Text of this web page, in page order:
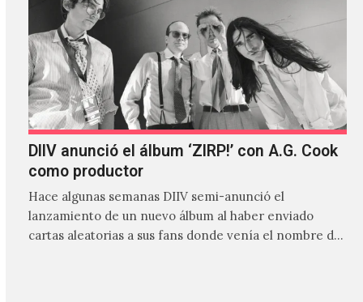
DIIV anunció el álbum ‘ZIRP!’ con A.G. Cook
como productor
Hace algunas semanas DIIV semi-anunció el
lanzamiento de un nuevo álbum al haber enviado
cartas aleatorias a sus fans donde venía el nombre de